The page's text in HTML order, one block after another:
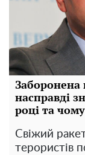
Заборонена
насправді
році та
Свіжий
терористів